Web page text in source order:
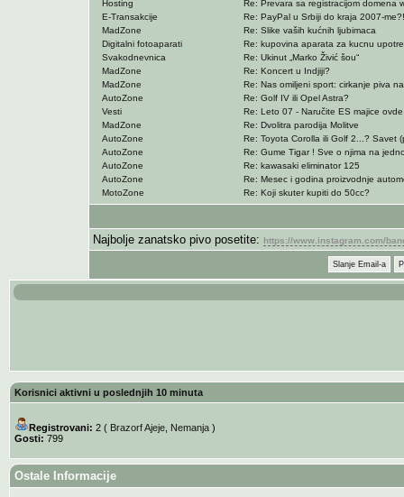
Hosting
Re: Prevara sa registracijom domena
E-Transakcije
Re: PayPal u Srbiji do kraja 2007-me?!
MadZone
Re: Slike vaših kućnih ljubimaca
Digitalni fotoaparati
Re: kupovina aparata za kucnu
Svakodnevnica
Re: Ukinut „Marko Živić šou“
MadZone
Re: Koncert u Indjiji?
MadZone
Re: Nas omiljeni sport: cirkanje piva
AutoZone
Re: Golf IV ili Opel Astra?
Vesti
Re: Leto 07 - Naručite ES majice ovde
MadZone
Re: Dvolitra parodija Molitve
AutoZone
Re: Toyota Corolla ili Golf 2...? Savet
AutoZone
Re: Gume Tigar ! Sve o njima na
AutoZone
Re: kawasaki eliminator 125
AutoZone
Re: Mesec i godina proizvodnje
MotoZone
Re: Koji skuter kupiti do 50cc?
Najbolje zanatsko pivo posetite: https://www.instagram.com/
Slanje Email-a
Korisnici aktivni u poslednjih 10 minuta
Registrovani: 2 ( Brazorf Ajeje, Nemanja)
Gosti: 799
Ostale Informacije